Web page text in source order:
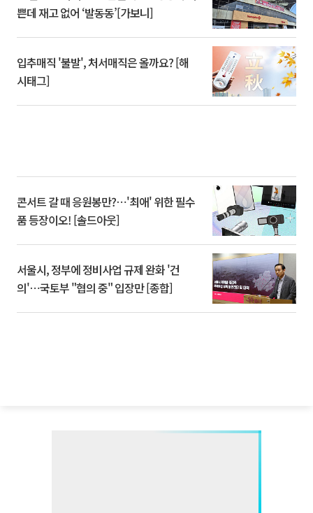
쁜데 재고 없어 ‘발동동’[가보니]
입추매직 '불발', 처서매직은 올까요? [해
시태그]
콘서트 갈 때 응원봉만?⋯'최애' 위한 필수
품 등장이오! [솔드아웃]
서울시, 정부에 정비사업 규제 완화 '건
의'⋯국토부 "협의 중" 입장만 [종합]